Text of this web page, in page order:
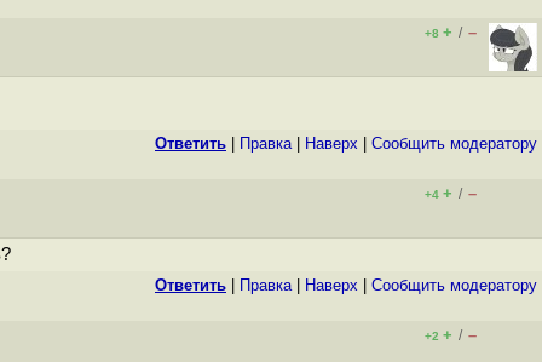
+8 + / –
Ответить Правка| Наверх Cообщить модератору
+4 + / –
Ответить Правка| Наверх Cообщить модератору
+2 + / –